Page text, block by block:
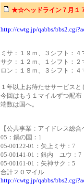
★☆ヘッドライン７月１
http://cwtg.jp/qabbs/
ミサ：１９ｍ、３シフト：４
サク：１２ｍ、１シフト：２
ロン：１８ｍ、３シフト：４
１年以上お待たせサービスと
今回はもう１マイルずつ配布
端数は国へ。
【公共事業：アイドレス総
05：鍋の国：1
05-00122-01：矢上ミサ：7
05-00141-01：銀内 ユウ：7
05-00161-01：矢神サク：5
合計２０マイル
http://cwtg.jp/qabbs/